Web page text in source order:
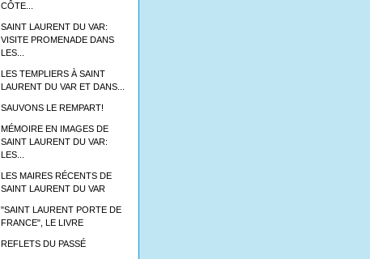
CÔTE...
SAINT LAURENT DU VAR:
VISITE PROMENADE DANS
LES...
LES TEMPLIERS À SAINT
LAURENT DU VAR ET DANS...
SAUVONS LE REMPART!
MÉMOIRE EN IMAGES DE
SAINT LAURENT DU VAR:
LES...
LES MAIRES RÉCENTS DE
SAINT LAURENT DU VAR
"SAINT LAURENT PORTE DE
FRANCE", LE LIVRE
REFLETS DU PASSÉ